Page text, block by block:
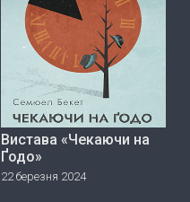
Вистава «Чекаючи на
Ґодо»
22 березня 2024